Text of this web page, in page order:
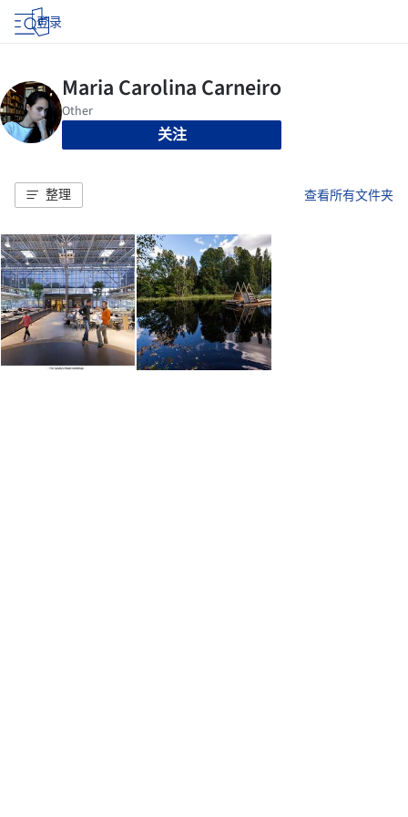
登录
关注
整理 查看所有文件夹